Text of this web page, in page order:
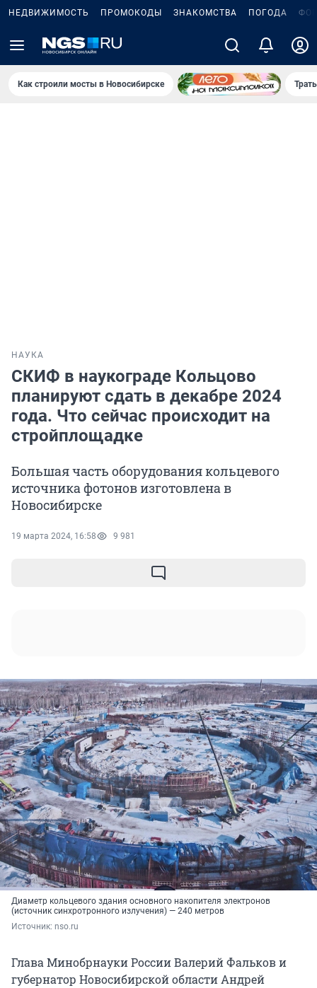
НЕДВИЖИМОСТЬ ПРОМОКОДЫ ЗНАКОМСТВА ПОГОДА
Как строили мосты в Новосибирске
НАУКА
СКИФ в наукограде Кольцово
планируют сдать в декабре 2024
года. Что сейчас происходит на
стройплощадке
Большая часть оборудования кольцевого
источника фотонов изготовлена в
Новосибирске
19 марта 2024, 16:58 9 981
Диаметр кольцевого здания основного накопителя электронов
(источник синхротронного излучения) — 240 метров
Источник: nso.ru
Глава Минобрнауки России Валерий Фальков и
губернатор Новосибирской области Андрей